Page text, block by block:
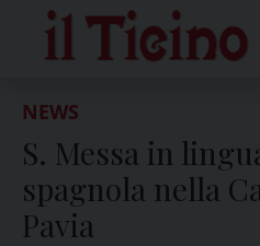
content
NEWS
S. Messa in
spagnola nella
Pavia